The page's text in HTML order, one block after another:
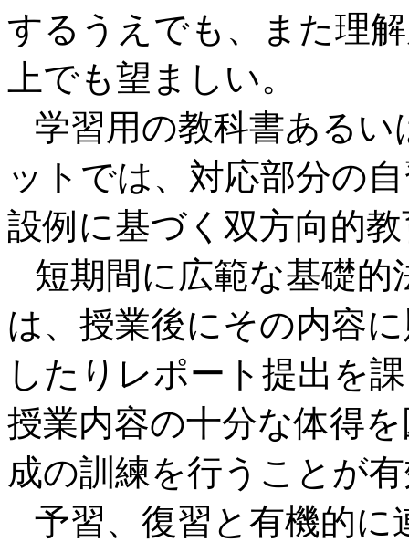
するうえでも、また理
上でも望ましい。
学習用の教科書あるい
ットでは、対応部分の
設例に基づく双方向的
短期間に広範な基礎的
は、授業後にその内容
したりレポート提出を
授業内容の十分な体得
成の訓練を行うことが
予習、復習と有機的に